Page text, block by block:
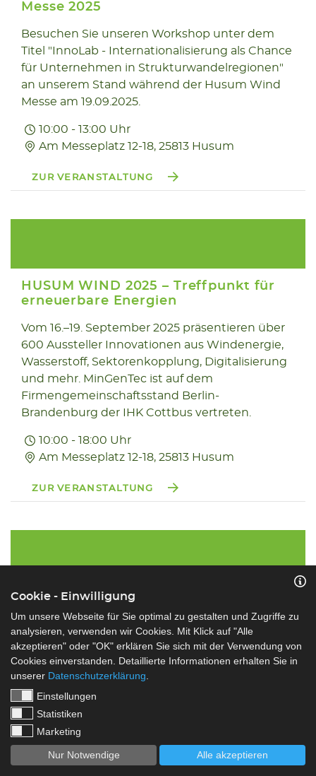
19.09
2025
Messe 2025
Besuchen Sie unseren Workshop unter dem
Titel "InnoLab - Internationalisierung als Chance
für Unternehmen in Strukturwandelregionen"
an unserem Stand während der Husum Wind
Messe am 19.09.2025.
10:00 - 13:00 Uhr
Am Messeplatz 12-18, 25813 Husum
ZUR VERANSTALTUNG
16.09
2025
HUSUM WIND 2025 – Treffpunkt für
erneuerbare Energien
Vom 16.–19. September 2025 präsentieren über
600 Aussteller Innovationen aus Windenergie,
Wasserstoff, Sektorenkopplung, Digitalisierung
und mehr. MinGenTec ist auf dem
Firmengemeinschaftsstand Berlin-
Brandenburg der IHK Cottbus vertreten.
10:00 - 18:00 Uhr
Am Messeplatz 12-18, 25813 Husum
ZUR VERANSTALTUNG
11.09
Exporttag der Hauptstadtregion:
Außenwirtschaft im Fokus – ein Tag,
der Türen öffnet.
Freuen Sie sich auf Impulse für Ihre
Internationalisierung: mit spannenden
Fachvorträgen, praxisnahen Workshops und
exklusiven Marktvorstellungen der
Auslandshandelskammern. Informieren,
vernetzen, beraten lassen – an einem Tag, der
ganz im Zeichen globaler Chancen steht.
Cookie - Einwilligung
Um unsere Webseite für Sie optimal zu gestalten und Zugriffe zu
analysieren, verwenden wir Cookies. Mit Klick auf "Alle
akzeptieren" oder "OK" erklären Sie sich mit der Verwendung von
Cookies einverstanden. Detaillierte Informationen erhalten Sie in
unserer Datenschutzerklärung
Einstellungen
Statistiken
Marketing
Nur Notwendige Alle akzeptieren